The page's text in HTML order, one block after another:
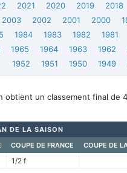
2021 2020 2019 2018
2003 2002 2001 2000
1984 1983 1982 1981
1965 1964 1963 1962
1952
1951 1950 1949
obtient un classement final
DE LA SAISON
COUPE DE FRANCE COUPE DE
1/2 f